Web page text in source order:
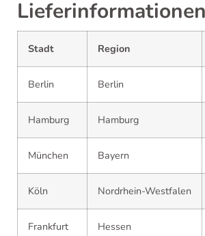
Lieferinformationen
Stadt Region
Berlin Berlin
Hamburg Hamburg
München Bayern
Köln Nordrhein-Westfalen
Frankfurt Hessen